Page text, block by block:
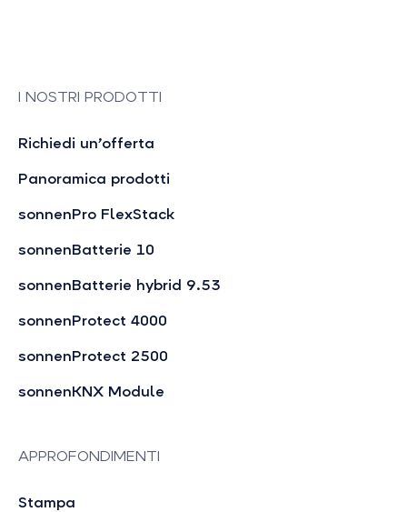
I NOSTRI PRODOTTI
Richiedi un’offerta
Panoramica prodotti
sonnenPro FlexStack
sonnenBatterie 10
sonnenBatterie hybrid 9.53
sonnenProtect 4000
sonnenProtect 2500
sonnenKNX Module
APPROFONDIMENTI
Stampa